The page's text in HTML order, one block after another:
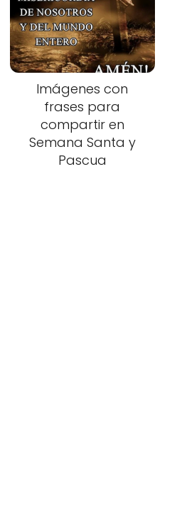
Imágenes con
frases para
compartir en
Semana Santa y
Pascua